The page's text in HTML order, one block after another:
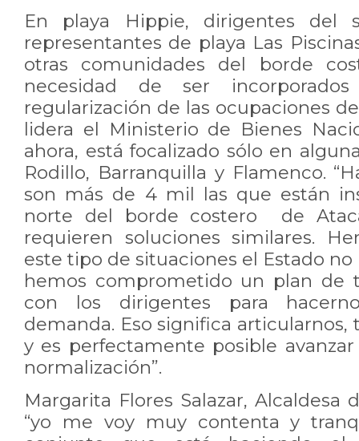
En playa Hippie, dirigentes del
representantes de playa Las
otras comunidades del borde
necesidad de ser
regularización de las ocupaciones
lidera el Ministerio de Bienes
ahora, está focalizado sólo en
Rodillo, Barranquilla y Flamenco.
son más de 4 mil las que están
norte del borde costero de
requieren soluciones similares.
este tipo de situaciones el Estado
hemos comprometido un plan de
con los dirigentes para
demanda. Eso significa
y es perfectamente posible
normalización”.
Margarita Flores Salazar, Alcaldesa
“yo me voy muy contenta y